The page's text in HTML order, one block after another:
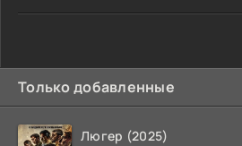
Только добавленные
Люгер (2025)